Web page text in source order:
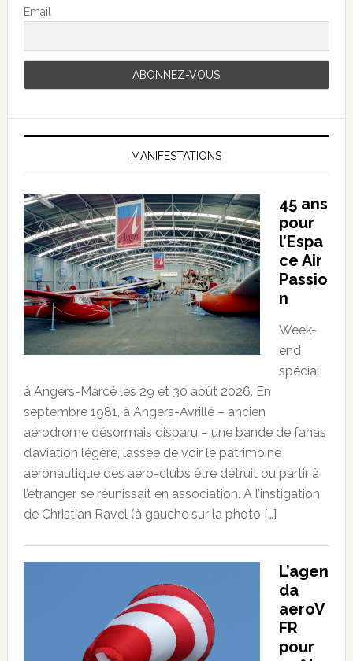
Email
MANIFESTATIONS
45 ans
pour
l’Espa
ce Air
Passio
n
Week-
end
spécial
à Angers-Marcé les 29 et 30 août 2026. En
septembre 1981, à Angers-Avrillé – ancien
aérodrome désormais disparu – une bande de fanas
d’aviation légère, lassée de voir le patrimoine
aéronautique des aéro-clubs être détruit ou partir à
l’étranger, se réunissait en association. A l’instigation
de Christian Ravel (à gauche sur la photo […]
L’agen
da
aeroV
FR
pour